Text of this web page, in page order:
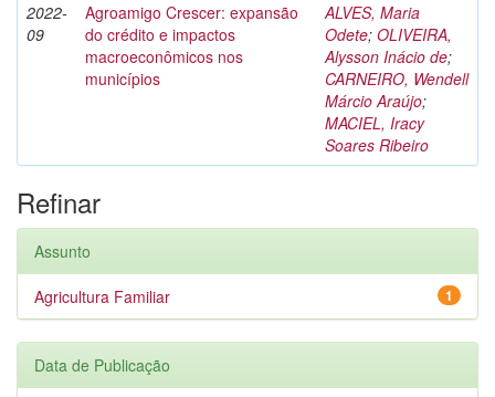
2022-
09
Agroamigo Crescer: expansão
do crédito e impactos
macroeconômicos nos
municípios
ALVES, Maria
Odete; OLIVEIRA,
Alysson Inácio de;
CARNEIRO, Wendell
Márcio Araújo;
MACIEL, Iracy
Soares Ribeiro
Refinar
Assunto
1
Agricultura Familiar
Data de Publicação